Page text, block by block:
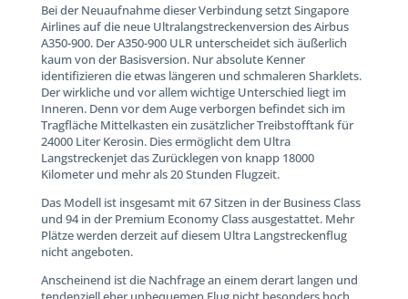
Bei der Neuaufnahme dieser Verbindung setzt Singapore
Airlines auf die neue Ultralangstreckenversion des Airbus
A350-900. Der A350-900 ULR unterscheidet sich äußerlich
kaum von der Basisversion. Nur absolute Kenner
identifizieren die etwas längeren und schmaleren Sharklets.
Der wirkliche und vor allem wichtige Unterschied liegt im
Inneren. Denn vor dem Auge verborgen befindet sich im
Tragfläche Mittelkasten ein zusätzlicher Treibstofftank für
24000 Liter Kerosin. Dies ermöglicht dem Ultra
Langstreckenjet das Zurücklegen von knapp 18000
Kilometer und mehr als 20 Stunden Flugzeit.
Das Modell ist insgesamt mit 67 Sitzen in der Business Class
und 94 in der Premium Economy Class ausgestattet. Mehr
Plätze werden derzeit auf diesem Ultra Langstreckenflug
nicht angeboten.
Anscheinend ist die Nachfrage an einem derart langen und